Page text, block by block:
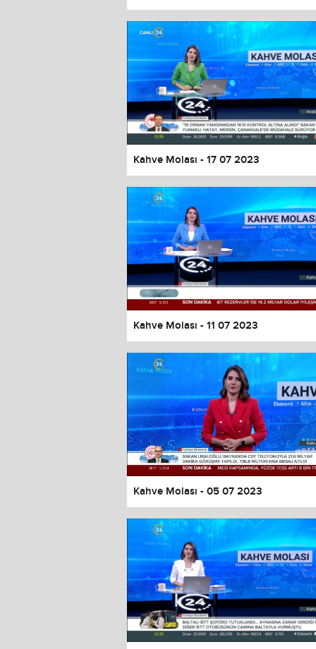
Window
Color
Transparency
Font Size
Text Edge Style
Font Family
Resetrestore all settings to the default
Close Modal Dialog
End of dialog window.
Kahve Molası - 17 07 2023
Kahve Molası - 11 07 2023
Kahve Molası - 05 07 2023